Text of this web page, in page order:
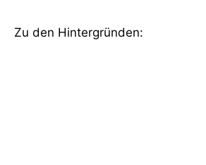
Zu den Hintergründen: